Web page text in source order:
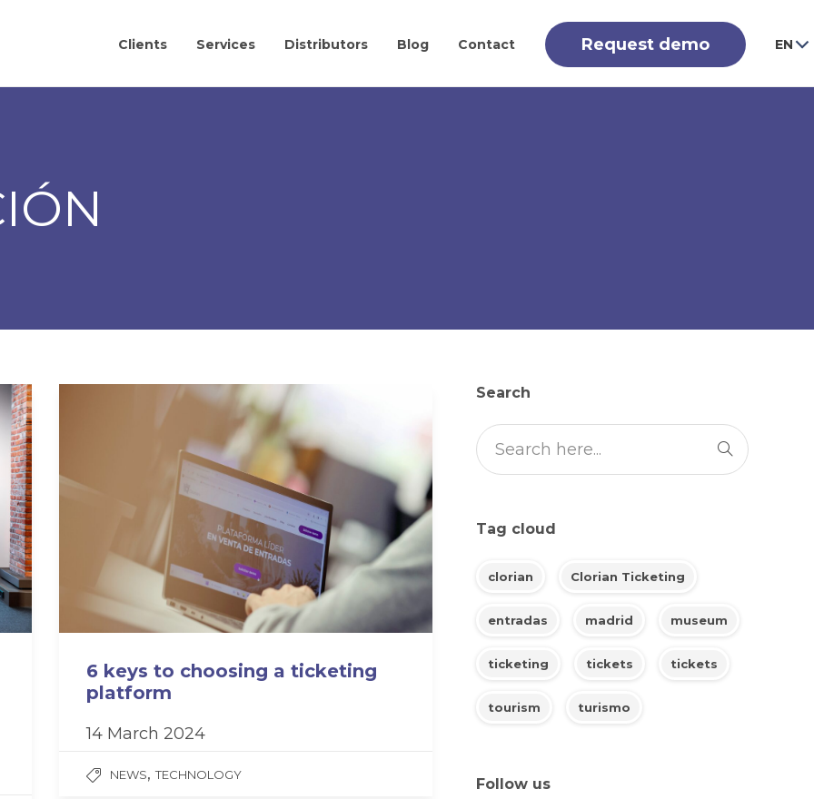
Clients Services Distributors Blog Contact Request demo EN
6 keys to choosing a ticketing
platform
14 March 2024
NEWS,TECHNOLOGY
Search
Tag cloud
clorian Clorian Ticketing
entradas madrid museum
ticketing tickets tickets
tourism turismo
Follow us